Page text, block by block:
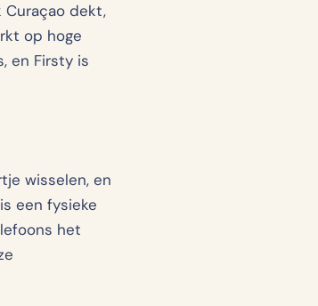
dekt,
op hoge
en Firsty is
wisselen, en
een fysieke
het